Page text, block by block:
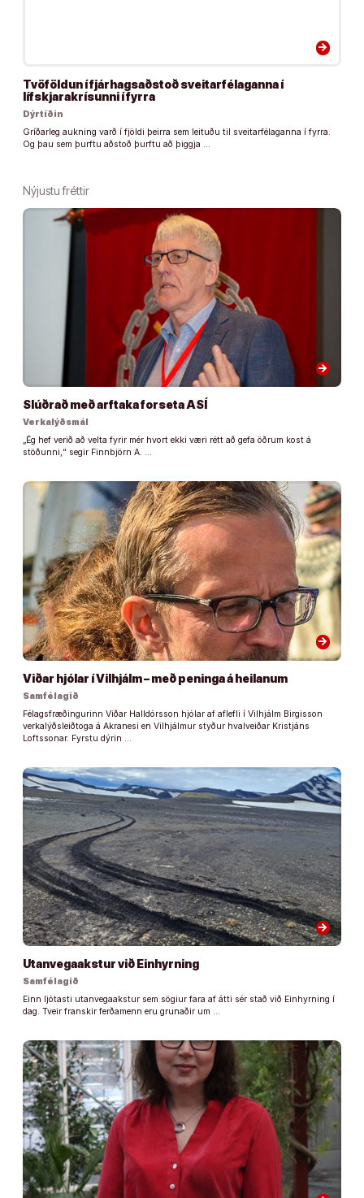
arrow_forward
Tvöföldun í fjárhagsaðstoð sveitarfélaganna í
lífskjarakrísunni í fyrra
Dýrtíðin
Gríðarleg aukning varð í fjöldi þeirra sem leituðu til sveitarfélaganna í fyrra.
Og þau sem þurftu aðstoð þurftu að þiggja …
Nýjustu fréttir
arrow_forward
Slúðrað með arftaka forseta ASÍ
Verkalýðsmál
„Ég hef verið að velta fyrir mér hvort ekki væri rétt að gefa öðrum kost á
stöðunni,“ segir Finnbjörn A. …
arrow_forward
Viðar hjólar í Vilhjálm – með peninga á heilanum
Samfélagið
Félagsfræðingurinn Viðar Halldórsson hjólar af aflefli í Vilhjálm Birgisson
verkalýðsleiðtoga á Akranesi en Vilhjálmur styður hvalveiðar Kristjáns
Loftssonar. Fyrstu dýrin …
arrow_forward
Utanvegaakstur við Einhyrning
Samfélagið
Einn ljótasti utanvegaakstur sem sögiur fara af átti sér stað við Einhyrning í
dag. Tveir franskir ferðamenn eru grunaðir um …